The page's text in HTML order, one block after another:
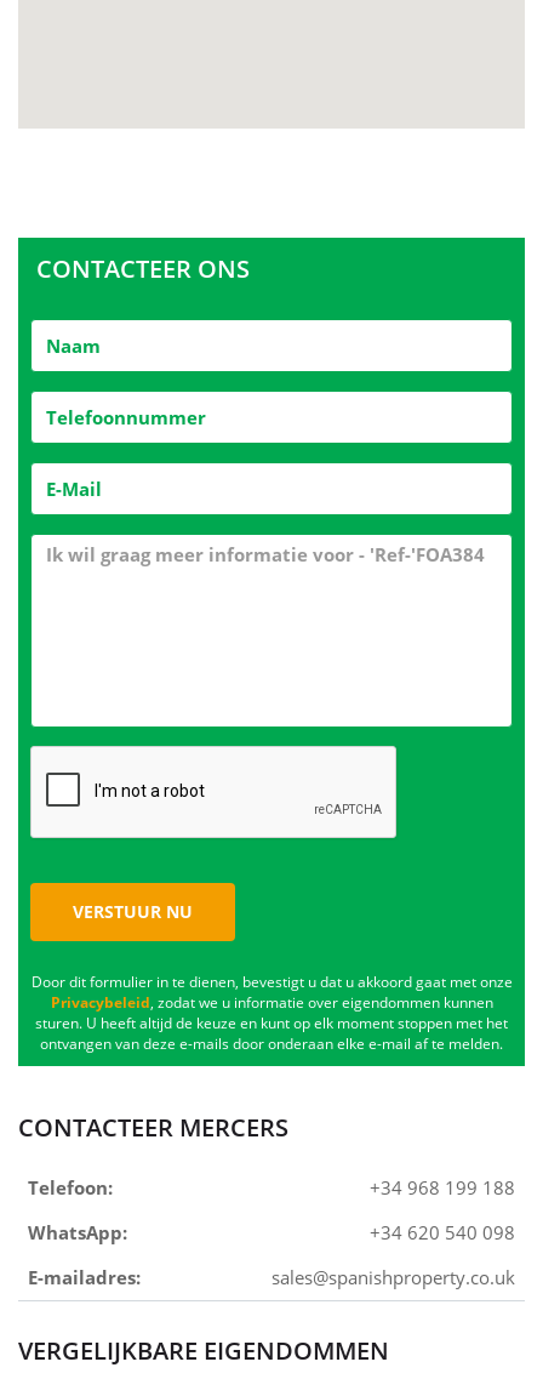
CONTACTEER ONS
VERSTUUR NU
Door dit formulier in te dienen, bevestigt u dat u akkoord gaat met onze
Privacybeleid, zodat we u informatie over eigendommen kunnen
sturen. U heeft altijd de keuze en kunt op elk moment stoppen met het
ontvangen van deze e-mails door onderaan elke e-mail af te melden.
CONTACTEER MERCERS
Telefoon:
+34 968 199 188
WhatsApp:
+34 620 540 098
E-mailadres:
sales@spanishproperty.co.uk
VERGELIJKBARE EIGENDOMMEN